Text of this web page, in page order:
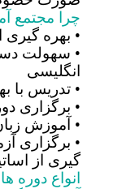
چرا مجتمع
• بهره گیری از
• سهولت
انگلیسی
• تدریس با
• برگزاری دوره
• آموزش زبان
• برگزاری
گیری از اساتید
انواع دوره های